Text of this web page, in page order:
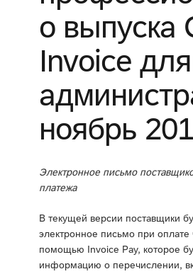
о выпуска
Invoice для
ноябрь
Электронное письмо
платежа
В текущей версии поставщики
электронное письмо при
помощью Invoice Pay, которое
информацию о перечислении,